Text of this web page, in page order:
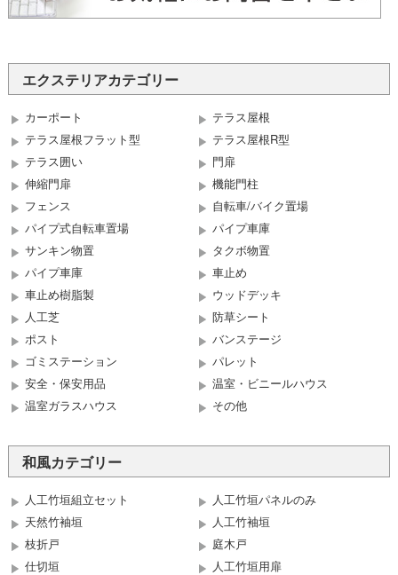
エクステリアカテゴリー
カーポート
テラス屋根
テラス屋根フラット型
テラス屋根R型
テラス囲い
門扉
伸縮門扉
機能門柱
フェンス
自転車/バイク置場
パイプ式自転車置場
パイプ車庫
サンキン物置
タクボ物置
パイプ車庫
車止め
車止め樹脂製
ウッドデッキ
人工芝
防草シート
ポスト
バンステージ
ゴミステーション
パレット
安全・保安用品
温室・ビニールハウス
温室ガラスハウス
その他
和風カテゴリー
人工竹垣組立セット
人工竹垣パネルのみ
天然竹袖垣
人工竹袖垣
枝折戸
庭木戸
仕切垣
人工竹垣用扉